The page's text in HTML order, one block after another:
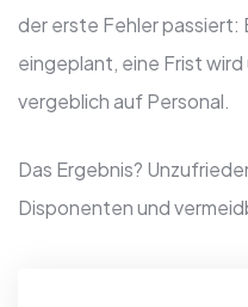
der erste Fehler
eingeplant, eine Frist
vergeblich auf Personal.
Das Ergebnis?
Disponenten und